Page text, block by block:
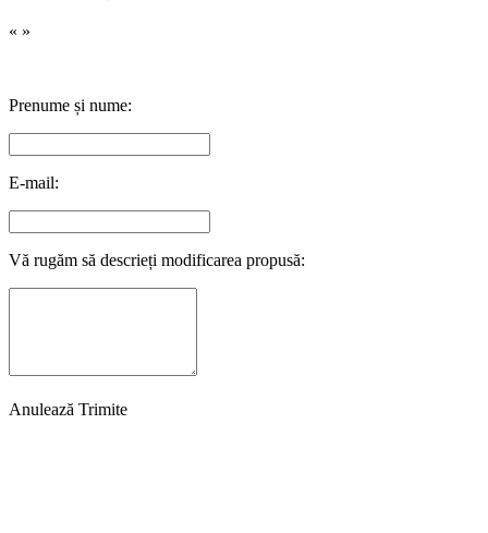
« »
Prenume și nume:
E-mail:
Vă rugăm să descrieți modificarea propusă:
Anulează Trimite